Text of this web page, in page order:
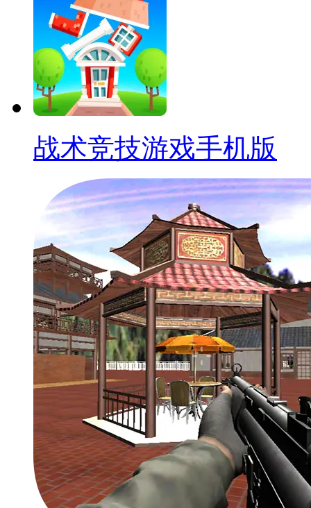
战术竞技游戏手机版